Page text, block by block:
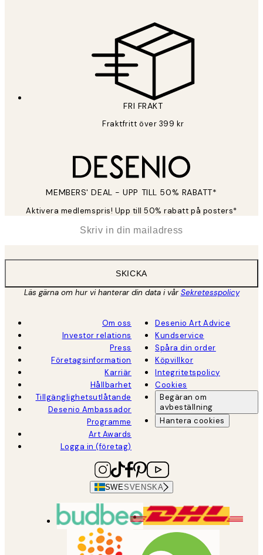
FRI FRAKT
Fraktfritt över 399 kr
MEMBERS' DEAL - UPP TILL 50% RABATT*
Aktivera medlemspris! Upp till 50% rabatt på posters*
SKICKA
Läs gärna om hur vi hanterar din data i vårSekretesspolicy
Om oss
Investor relations
Press
Företagsinformation
Karriär
Hållbarhet
Tillgänglighetsutlåtande
Desenio Ambassador
Programme
Art Awards
Logga in (företag)
Desenio Art Advice
Kundservice
Spåra din order
Köpvillkor
Integritetspolicy
Cookies
Begäran om
avbeställning
Hantera cookies
SWESVENSKA